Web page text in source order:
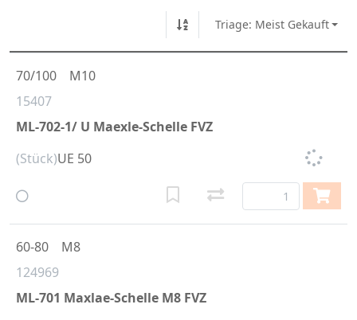
Triage: Meist Gekauft
15407
ML-702-1/ U Maexle-Schelle FVZ
70/100 M10
(Stück)UE 50
124969
ML-701 Maxlae-Schelle M8 FVZ
60-80 M8